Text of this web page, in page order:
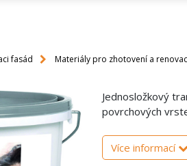
fasád Materiály pro zhotovení a
Jednosložkový
povrchových
Více informací